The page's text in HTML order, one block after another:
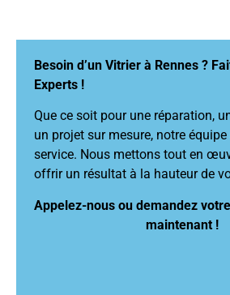
Besoin d’un Vitrier à Rennes ?
Experts !
Que ce soit pour une réparation,
un projet sur mesure, notre
service. Nous mettons tout en
offrir un résultat à la hauteur de
Appelez-nous ou demandez
maintenant !